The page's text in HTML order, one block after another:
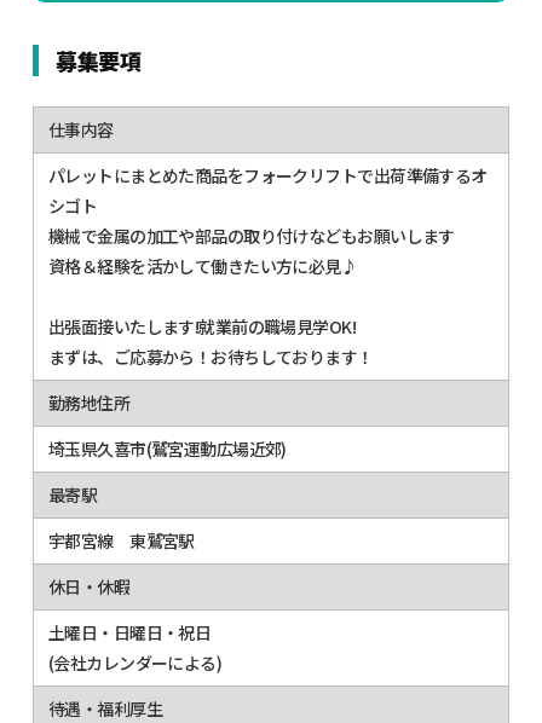
募集要項
仕事内容
パレットにまとめた商品をフォークリフトで出荷準備するオ
シゴト
機械で金属の加工や部品の取り付けなどもお願いします
資格＆経験を活かして働きたい方に必見♪
出張面接いたします!就業前の職場見学OK!
まずは、ご応募から！お待ちしております！
勤務地住所
埼玉県久喜市(鷲宮運動広場近郊)
最寄駅
宇都宮線 東鷲宮駅
休日・休暇
土曜日・日曜日・祝日
(会社カレンダーによる)
待遇・福利厚生